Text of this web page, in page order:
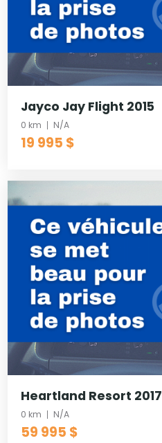
Jayco Jay Flight 2015
0 km N/A
19 995 $
Heartland Resort 2017
0 km N/A
59 995 $